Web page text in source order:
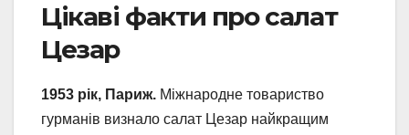
Цікаві факти про салат
Цезар
1953 рік, Париж. Міжнародне товариство
гурманів визнало салат Цезар найкращим